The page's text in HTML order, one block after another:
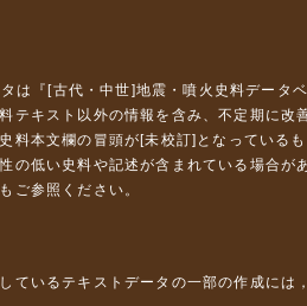
は『 [古代・中世]地震・噴火史料データ
テキスト以外の情報を含み、不定期に改
料本文欄の冒頭が[未校訂]となっている
の低い史料や記述が含まれている場合が
もご参照ください。
ているテキストデータの一部の作成には